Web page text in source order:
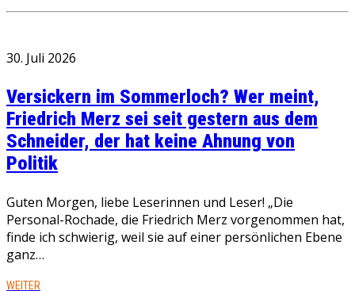
30. Juli 2026
Versickern im Sommerloch? Wer meint,
Friedrich Merz sei seit gestern aus dem
Schneider, der hat keine Ahnung von
Politik
Guten Morgen, liebe Leserinnen und Leser! „Die
Personal-Rochade, die Friedrich Merz vorgenommen hat,
finde ich schwierig, weil sie auf einer persönlichen Ebene
ganz…
WEITER